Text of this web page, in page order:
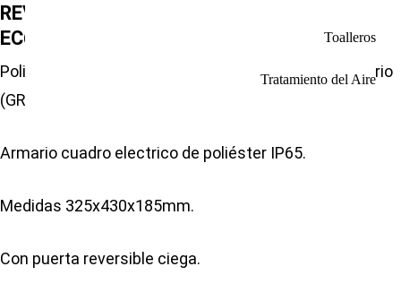
Toalleros
Tratamiento del Aire
REVERSIBLE CIEGA 325x430x185mm
EC625002 ELETTROCANALI.
Poliéster reforzado libre de halógenos de fibra de vidrio
(GRP), autoextinguible hasta UL94.
Armario cuadro electrico de poliéster IP65.
Medidas 325x430x185mm.
Con puerta reversible ciega.